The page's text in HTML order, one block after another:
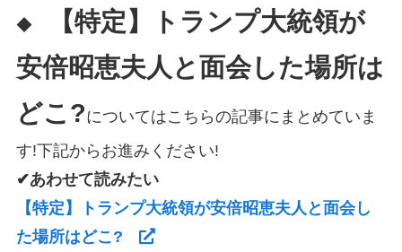
◆
【特定】トランプ大統領が
安倍昭恵夫人と面会した場所は
どこ?についてはこちらの記事にまとめていま
す!下記からお進みください!
✔あわせて読みたい
【特定】トランプ大統領が安倍昭恵夫人と面会し
た場所はどこ?